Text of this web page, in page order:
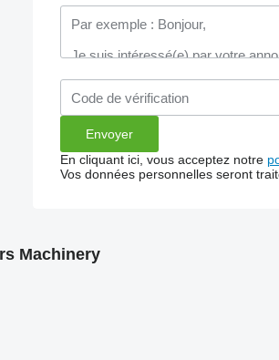
En cliquant ici, vous acceptez notre
Vos données personnelles seront
Machinery